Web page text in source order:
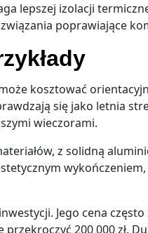
lepszej izolacji
poprawiające
kosztować
się jako letnia
wieczorami.
z solidną
Jego cena często
przekroczyć 200 000 zł.